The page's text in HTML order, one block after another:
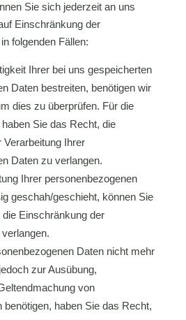
Sie sich jederzeit an uns
Einschränkung der
folgenden Fällen:
Ihrer bei uns gespeicherten
Daten bestreiten, benötigen wir
dies zu überprüfen. Für die
Sie das Recht, die
Ihrer
Daten zu verlangen.
Ihrer personenbezogenen
geschah/geschieht, können Sie
Einschränkung der
Daten nicht mehr
zur Ausübung,
von
benötigen, haben Sie das Recht,